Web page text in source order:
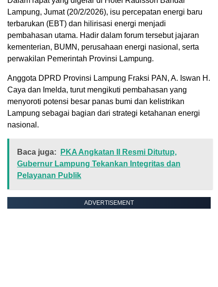
Lampung, Jumat (20/2/2026), isu percepatan energi baru
terbarukan (EBT) dan hilirisasi energi menjadi
pembahasan utama. Hadir dalam forum tersebut jajaran
kementerian, BUMN, perusahaan energi nasional, serta
perwakilan Pemerintah Provinsi Lampung.
Anggota DPRD Provinsi Lampung Fraksi PAN, A. Iswan H.
Caya dan Imelda, turut mengikuti pembahasan yang
menyoroti potensi besar panas bumi dan kelistrikan
Lampung sebagai bagian dari strategi ketahanan energi
nasional.
Baca juga:
PKA Angkatan II Resmi Ditutup,
Gubernur Lampung Tekankan Integritas dan
Pelayanan Publik
ADVERTISEMENT